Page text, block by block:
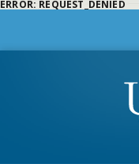
ERROR: REQUEST_DENIED